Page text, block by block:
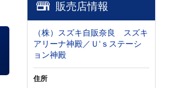
販売店情報
（株）スズキ自販奈良 スズキ
アリーナ神殿／Ｕ‘ｓステーシ
ョン神殿
住所